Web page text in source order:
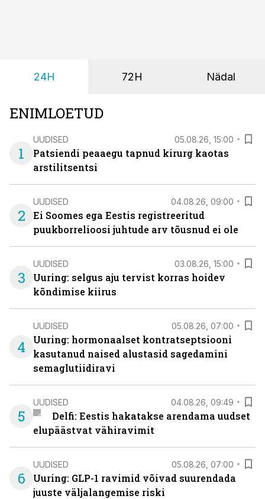
24H 72H Nädal
ENIMLOETUD
1
UUDISED 05.08.26, 15:00
Patsiendi peaaegu tapnud kirurg kaotas
arstilitsentsi
2
UUDISED 04.08.26, 09:00
Ei Soomes ega Eestis registreeritud
puukborrelioosi juhtude arv tõusnud ei ole
3
UUDISED 03.08.26, 15:00
Uuring: selgus aju tervist korras hoidev
kõndimise kiirus
4
UUDISED 05.08.26, 07:00
Uuring: hormonaalset kontratseptsiooni
kasutanud naised alustasid sagedamini
semaglutiidiravi
5
UUDISED 04.08.26, 09:49
Delfi: Eestis hakatakse arendama uudset
elupäästvat vähiravimit
6
UUDISED 05.08.26, 07:00
Uuring: GLP-1 ravimid võivad suurendada
juuste väljalangemise riski